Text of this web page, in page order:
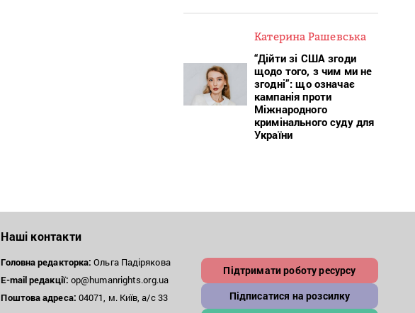
Катерина Рашевська
“Дійти зі США згоди
щодо того, з чим ми не
згодні”: що означає
кампанія проти
Міжнародного
кримінального суду для
України
Наші контакти
Головна редакторка: Ольга Падірякова
E-mail редакції: op@humanrights.org.ua
Поштоваадреса: 04071, м. Київ, а/с 33
Підтримати роботу ресурсу
Підписатися на розсилку